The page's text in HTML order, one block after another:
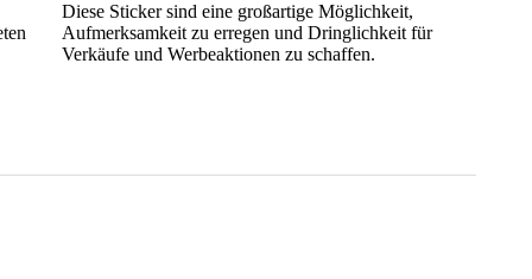
Diese Sticker sind eine großartige Möglichkeit,
Aufmerksamkeit zu erregen und Dringlichkeit für
Verkäufe und Werbeaktionen zu schaffen.